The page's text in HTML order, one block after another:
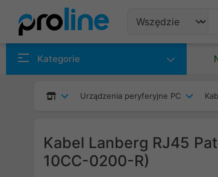
Kategorie
Urządzenia peryferyjne PC
Kabel Lanberg RJ45
10CC-0200-R)